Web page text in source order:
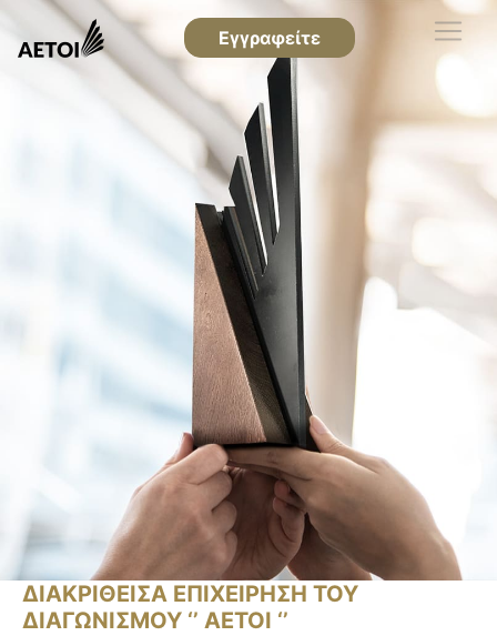
Εγγραφείτε
ΔΙΑΚΡΙΘΕΙΣΑ ΕΠΙΧΕΙΡΗΣΗ ΤΟΥ
ΔΙΑΓΩΝΙΣΜΟΥ ‘’ ΑΕΤΟΙ ‘’